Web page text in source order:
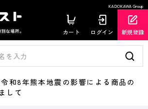
KADOKAWA Group
カート ログイン 新規登録
8年熊本地震の影響による商品の
して